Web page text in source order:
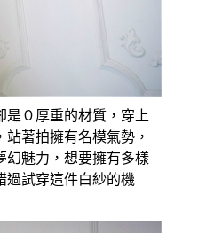
是０厚重的材質，穿上
著拍擁有名模氣勢，
幻魅力，想要擁有多樣
過試穿這件白紗的機